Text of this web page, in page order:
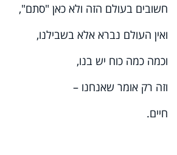
חשובים בעולם הזה ולא כאן "סתם",
ואין העולם נברא אלא בשבילנו,
וכמה כמה כוח יש בנו,
וזה רק אומר שאנחנו –
חיים.